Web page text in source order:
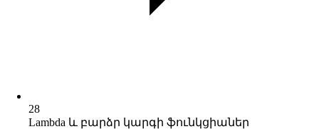
28
Lambda և բարձր կարգի ֆունկցիաներ